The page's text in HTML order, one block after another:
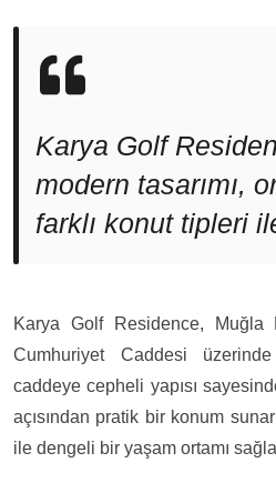
Karya Golf
modern tasarımı,
farklı konut tipleri
Karya Golf Residence, Muğla
Cumhuriyet Caddesi üzerinde
caddeye cepheli yapısı
açısından pratik bir konum
ile dengeli bir yaşam ortamı